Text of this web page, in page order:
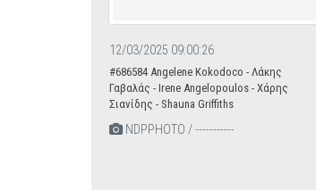
12/03/2025 09:00:26
#686584 Angelene Kokodoco - Λάκης
Γαβαλάς - Ιrene Angelopoulos - Χάρης
Σιανίδης - Shauna Griffiths
NDPPHOTO / -----------